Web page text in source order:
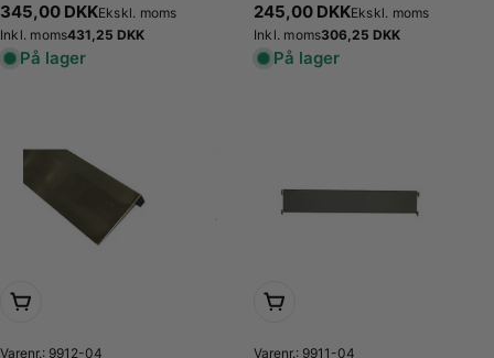
tophylde
Normalpris
345,00 DKKEkskl. moms
Inkl. momsNormalpris
431,25 DKK
På lager
Normalpris
245,00 DKKEkskl. moms
Inkl. momsNormalpris
306,25 DKK
På lager
Læg i kurv
Varenr.: 9912-04
Vælg muligheder
Varenr.: 9911-04